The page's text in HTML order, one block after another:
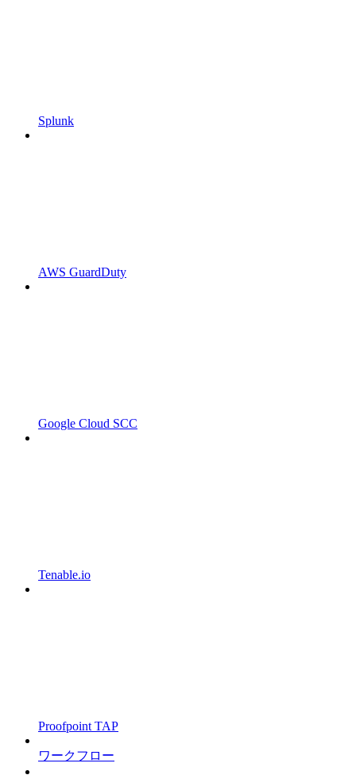
Splunk
AWS GuardDuty
Google Cloud SCC
Tenable.io
Proofpoint TAP
ワークフロー